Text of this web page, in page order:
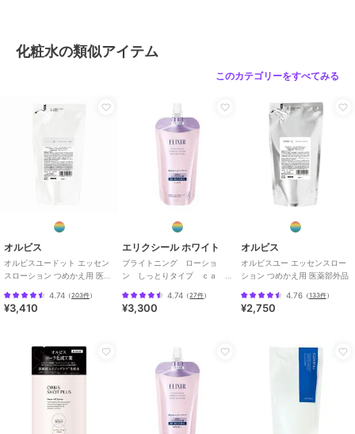
保湿
/韓国コスメ
化粧水の類似アイテム
このカテゴリーをすべてみる
オルビス
オルビスユードット エッセン
スローション つめかえ用 医薬
4.74 （203件）
¥3,410
エリクシール ホワイト
ブライトニング ローショ
ン しっとりタイプ ｃａ
4.74 （27件）
¥3,300
オルビス
オルビスユー エッセンスロー
ション つめかえ用 医薬部外品
4.76（133件）
¥2,750